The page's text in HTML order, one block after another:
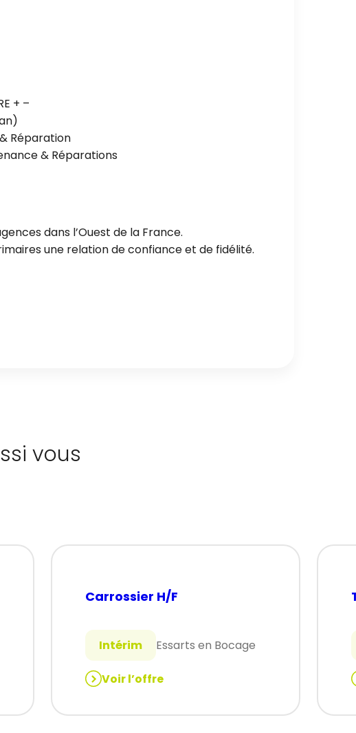
+ –
Réparation
& Réparations
dans l’Ouest de la France.
une relation de confiance et de fidélité.
vous
Carrossier H/F
Intérim Essarts en Bocage
Voir l’offre
:
H/F
: